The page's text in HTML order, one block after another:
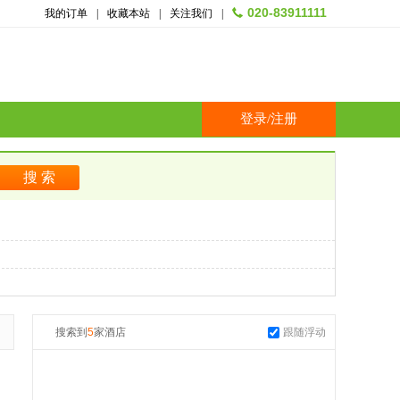
我的订单 收藏本站 关注我们 020-83911111
登录/注册
搜索到 5家酒店 跟随浮动